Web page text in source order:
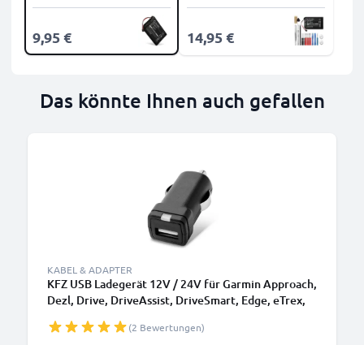
9,95 € 14,95 €
Das könnte Ihnen auch gefallen
KABEL & ADAPTER
KFZ USB Ladegerät 12V / 24V für Garmin Approach,
Dezl, Drive, DriveAssist, DriveSmart, Edge, eTrex,
Ladegerät
(2 Bewertungen)